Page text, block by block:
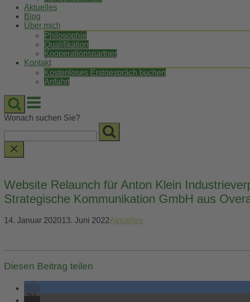
Aktuelles
Blog
Über mich
Philosophie
Qualifikation
Kooperationspartner
Kontakt
Kostenloses Erstgespräch buchen
Anfahrt
Menu
Wonach suchen Sie?
Website Relaunch für Anton Klein
Strategische Kommunikation GmbH aus
14. Januar 202013. Juni 2022Aktuelles
Diesen Beitrag teilen